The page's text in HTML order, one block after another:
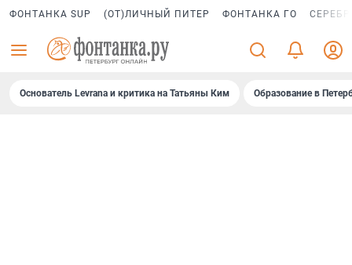
ФОНТАНКА SUP (ОТ)ЛИЧНЫЙ ПИТЕР ФОНТАНКА ГО
Основатель Levrana и критика на Татьяны Ким Образование в